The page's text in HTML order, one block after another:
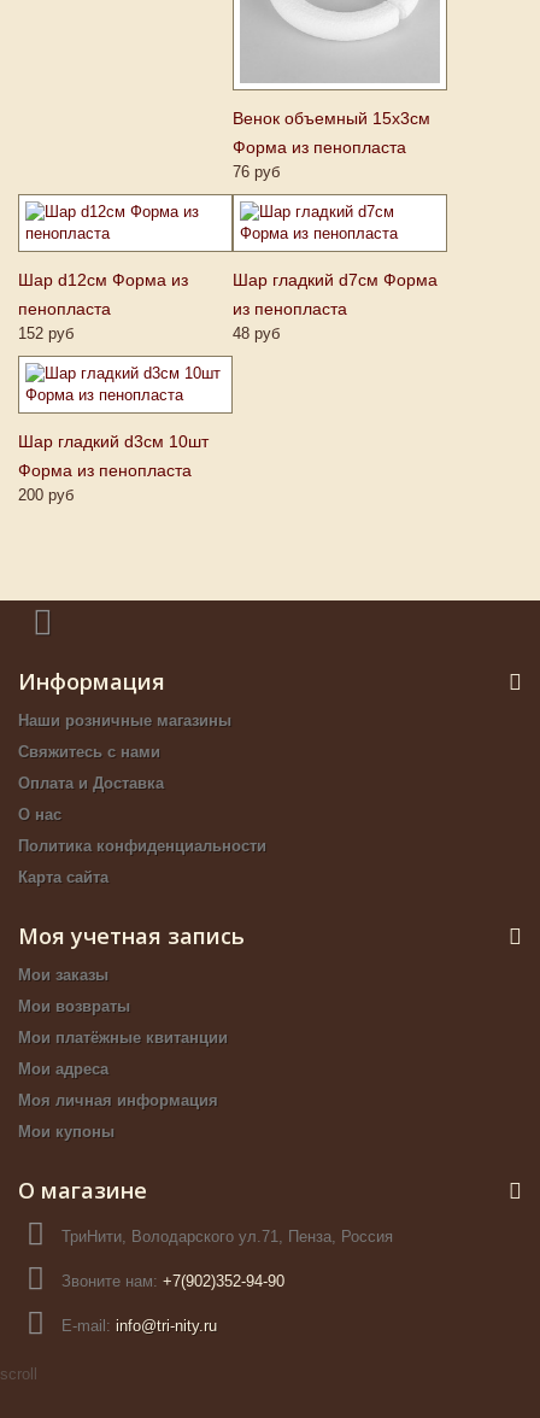
Венок объемный 15х3см
Форма из пенопласта
76 руб
Шар d12см Форма из
пенопласта
152 руб
Шар гладкий d7см Форма
из пенопласта
48 руб
Шар гладкий d3см 10шт
Форма из пенопласта
200 руб
Информация
Наши розничные магазины
Свяжитесь с нами
Оплата и Доставка
О нас
Политика конфиденциальности
Карта сайта
Моя учетная запись
Мои заказы
Мои возвраты
Мои платёжные квитанции
Мои адреса
Моя личная информация
Мои купоны
О магазине
ТриНити, Володарского ул.71, Пенза, Россия
Звоните нам: +7(902)352-94-90
E-mail: info@tri-nity.ru
scroll